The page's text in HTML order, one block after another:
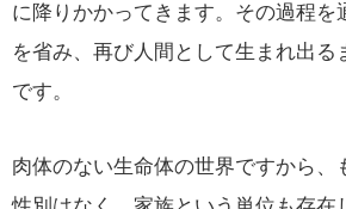
に降りかかってきます。その過程を
を省み、再び人間として生まれ出
です。
肉体のない生命体の世界ですから、